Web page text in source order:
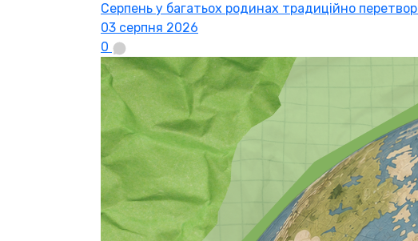
Серпень у багатьох родинах традиційно
03 серпня 2026
0